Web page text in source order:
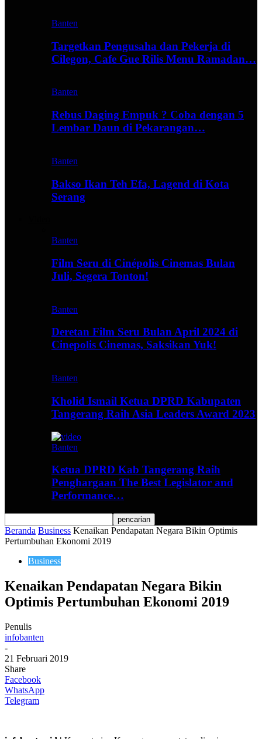
Banten
Targetkan Pengusaha dan Pekerja di
Cilegon, Cafe Gue Rilis Menu Ramadan…
Banten
Rebus Daging Empuk ? Coba dengan 5
Lembar Daun di Pekarangan…
Banten
Bakso Ikan Teh Efa, Lagend di Kota
Serang
Banten
Film Seru di Cinépolis Cinemas Bulan
Juli, Segera Tonton!
Banten
Deretan Film Seru Bulan April 2024 di
Cinepolis Cinemas, Saksikan Yuk!
Banten
Kholid Ismail Ketua DPRD Kabupaten
Tangerang Raih Asia Leaders Award 2023
Banten
Ketua DPRD Kab Tangerang Raih
Penghargaan The Best Legislator and
Performance…
Beranda Business Kenaikan Pendapatan Negara Bikin Optimis
Pertumbuhan Ekonomi 2019
Business
Kenaikan Pendapatan Negara Bikin
Optimis Pertumbuhan Ekonomi 2019
Penulis
infobanten
-
21 Februari 2019
Share
Facebook
WhatsApp
Telegram